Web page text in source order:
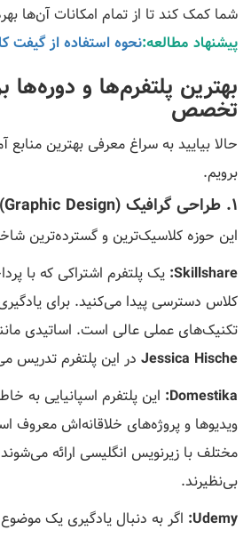
شما کمک کند تا از تمام امکانات آن‌ها
پیشنهاد مطالعه:نحوه استفاده از گیفت
بهترین پلتفرم‌ها و
تخصص
حالا بیایید به سراغ معرفی بهترین
برویم.
۱. طراحی گرافیک (Graphic Design)
این حوزه کلاسیک‌ترین و گسترده‌ترین
Skillshare: یک پلتفرم اشتراکی که با
کلاس دسترسی پیدا می‌کنید. برای
تکنیک‌های عملی عالی است. اساتیدی
Jessica Hische در این پلتفرم تدریس
Domestika: این پلتفرم اسپانیایی به
ویدیوها و پروژه‌های خلاقانه‌اش معروف
مختلف با زیرنویس انگلیسی ارائه
بی‌نظیرند.
Udemy: اگر به دنبال یادگیری یک